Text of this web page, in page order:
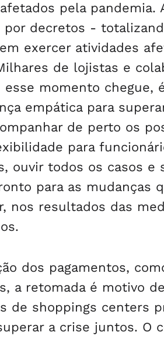
pela pandemia.
decretos -
exercer atividades
de lojistas e
momento chegue,
empática para
de perto os
para
ouvir todos os casos e
para as mudanças
nos resultados das
dos pagamentos,
a retomada é motivo
de shoppings centers
a crise juntos. O